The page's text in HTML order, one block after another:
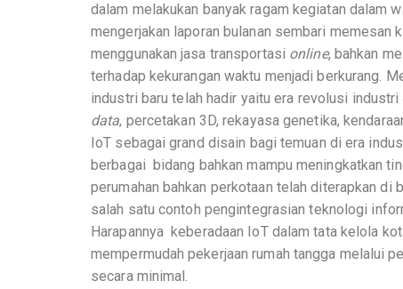
dalam melakukan banyak ragam kegiatan dalam
mengerjakan laporan bulanan sembari memesan
menggunakan jasa transportasi online, bahkan
terhadap kekurangan waktu menjadi berkurang.
industri baru telah hadir yaitu era revolusi
data, percetakan 3D, rekayasa genetika,
IoT sebagai grand disain bagi temuan di era
berbagai bidang bahkan mampu meningkatkan
perumahan bahkan perkotaan telah diterapkan di
salah satu contoh pengintegrasian teknologi
Harapannya keberadaan IoT dalam tata kelola
mempermudah pekerjaan rumah tangga melalui
secara minimal.